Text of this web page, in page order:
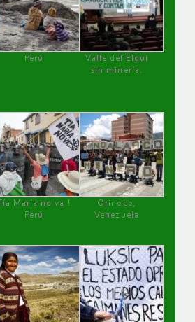
Perú
Valle del Elqui
sin minería.
Tía María no va !
Perú
Orinoco,
Venezuela